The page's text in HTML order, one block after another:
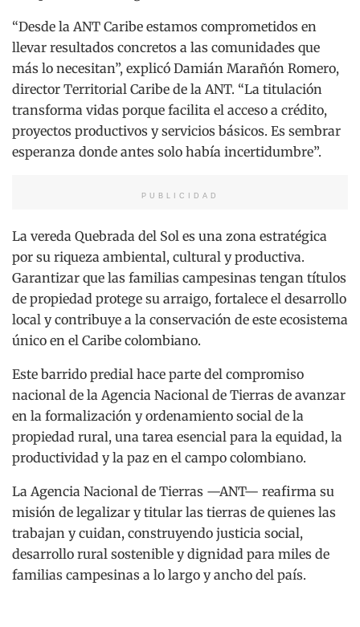
“Desde la ANT Caribe estamos comprometidos en
llevar resultados concretos a las comunidades que
más lo necesitan”, explicó Damián Marañón Romero,
director Territorial Caribe de la ANT. “La titulación
transforma vidas porque facilita el acceso a crédito,
proyectos productivos y servicios básicos. Es sembrar
esperanza donde antes solo había incertidumbre”.
PUBLICIDAD
La vereda Quebrada del Sol es una zona estratégica
por su riqueza ambiental, cultural y productiva.
Garantizar que las familias campesinas tengan títulos
de propiedad protege su arraigo, fortalece el desarrollo
local y contribuye a la conservación de este ecosistema
único en el Caribe colombiano.
Este barrido predial hace parte del compromiso
nacional de la Agencia Nacional de Tierras de avanzar
en la formalización y ordenamiento social de la
propiedad rural, una tarea esencial para la equidad, la
productividad y la paz en el campo colombiano.
La Agencia Nacional de Tierras —ANT— reafirma su
misión de legalizar y titular las tierras de quienes las
trabajan y cuidan, construyendo justicia social,
desarrollo rural sostenible y dignidad para miles de
familias campesinas a lo largo y ancho del país.